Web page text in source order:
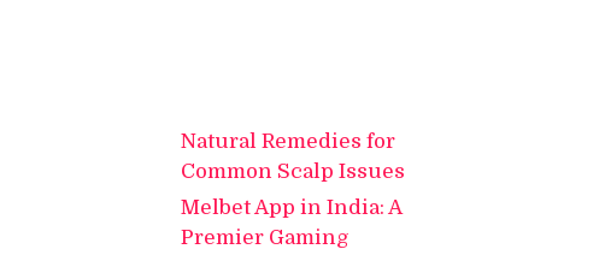
Natural Remedies for
Common Scalp Issues
Melbet App in India: A
Premier Gaming